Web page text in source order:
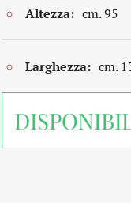
Altezza: cm. 95
Larghezza: cm.